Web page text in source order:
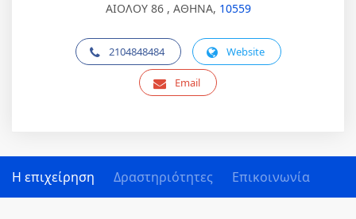
ΑΙΟΛΟΥ 86 , ΑΘΗΝΑ, 10559
2104848484 Website
Email
Η επιχείρηση Δραστηριότητες Επικοινωνία